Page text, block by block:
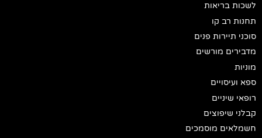
לשכות בריאות
תחנות רב קו
סוכני תיירות פנים
מדבירים מורשים
מוניות
ספא ועיסויים
רופאי שיניים
קבלני שיפוצים
חשמלאים מוסמכים